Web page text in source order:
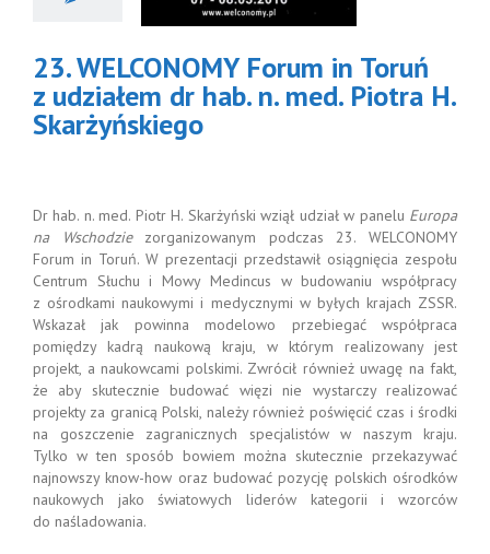
Aktualności23. WELCONOMY Forum in Toruń
z udziałem dr hab. n. med. Piotra H.
Skarżyńskiego
Dr hab. n. med. Piotr H. Skarżyński wziął udział w panelu Europa
na Wschodziezorganizowanym podczas 23. WELCONOMY
Forum in Toruń. W prezentacji przedstawił osiągnięcia zespołu
Centrum Słuchu i Mowy Medincus w budowaniu współpracy
z ośrodkami naukowymi i medycznymi w byłych krajach ZSSR.
Wskazał jak powinna modelowo przebiegać współpraca
pomiędzy kadrą naukową kraju, w którym realizowany jest
projekt, a naukowcami polskimi. Zwrócił również uwagę na fakt,
że aby skutecznie budować więzi nie wystarczy realizować
projekty za granicą Polski, należy również poświęcić czas i środki
na goszczenie zagranicznych specjalistów w naszym kraju.
Tylko w ten sposób bowiem można skutecznie przekazywać
najnowszy know-how oraz budować pozycję polskich ośrodków
naukowych jako światowych liderów kategorii i wzorców
do naśladowania.